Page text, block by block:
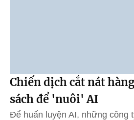
Chiến dịch cắt nát
sách để 'nuôi' AI
Để huấn luyện AI, những công